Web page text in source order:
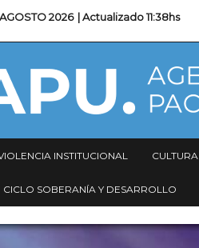
2026 | Actualizado11:38hs
INSTITUCIONAL CULTURA
CICLO SOBERANÍA Y DESARROLLO